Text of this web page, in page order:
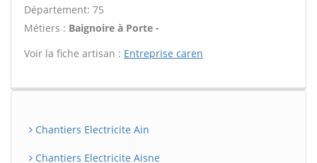
Département: 75
Métiers : Baignoire à Porte -
Voir la fiche artisan : Entreprise caren
Chantiers Electricite Ain
Chantiers Electricite Aisne